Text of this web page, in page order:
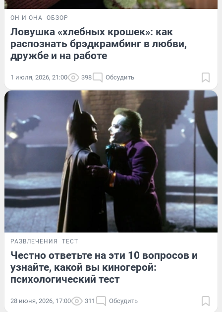
ОН И ОНА ОБЗОР
Ловушка «хлебных крошек»: как
распознать брэдкрамбинг в любви,
дружбе и на работе
1 июля, 2026, 21:00 398 Обсудить
РАЗВЛЕЧЕНИЯ ТЕСТ
Честно ответьте на эти 10 вопросов и
узнайте, какой вы киногерой:
психологический тест
28 июня, 2026, 17:00 311 Обсудить